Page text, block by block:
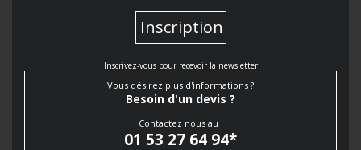
Inscription
Inscrivez-vous pour recevoir la newsletter
Vous désirez plus d'informations ?
Besoin d'un devis ?
Contactez nous au :
01 53 27 64 94*